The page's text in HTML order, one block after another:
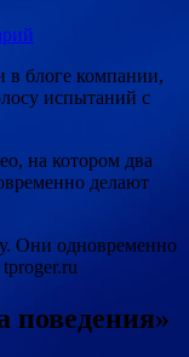
в блоге компании,
испытаний с
на котором два
делают
Они одновременно
поведения»